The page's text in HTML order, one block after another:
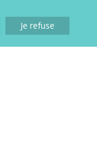
Je refuse